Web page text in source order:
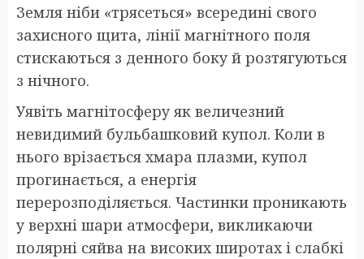
Земля ніби «трясеться» всередині свого
захисного щита, лінії магнітного поля
стискаються з денного боку й розтягуються
з нічного.
Уявіть магнітосферу як величезний
невидимий бульбашковий купол. Коли в
нього врізається хмара плазми, купол
прогинається, а енергія
перерозподіляється. Частинки проникають
у верхні шари атмосфери, викликаючи
полярні сяйва на високих широтах і слабкі